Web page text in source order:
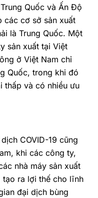
Quốc và Ấn Độ
các cơ sở sản xuất
là Trung Quốc. Một
sản xuất tại Việt
ở Việt Nam chỉ
Quốc, trong khi đó
thấp và có nhiều ưu
COVID-19 cũng
khi các công ty,
nhà máy sản xuất
tạo ra lợi thế cho lĩnh
đại dịch bùng